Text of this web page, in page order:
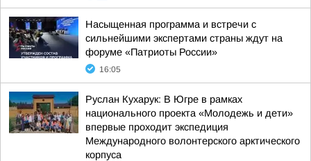
Насыщенная программа и встречи с
сильнейшими экспертами страны ждут на
форуме «Патриоты России»
16:05
Руслан Кухарук: В Югре в рамках
национального проекта «Молодежь и дети»
впервые проходит экспедиция
Международного волонтерского арктического
корпуса